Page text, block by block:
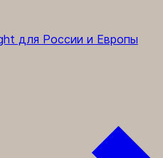
для России и Европы